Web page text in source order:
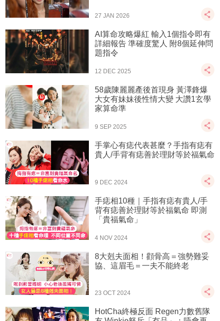
27 JAN 2026
AI算命攻略爆紅 輸入1個指令即有
詳細報告 準確度驚人 附8個延伸問
題指令
12 DEC 2025
58歲陳麗麗產後首現身 黃澤鋒爆
大女有妹妹後性情大變 大讚1玄學
家算命準
9 SEP 2025
手掌心有痣代表甚麼？手指有痣有
貴人/手背有痣善於理財等於福氣命
9 DEC 2024
手痣相10種｜手指有痣有貴人/手
背有痣善於理財等於福氣命 即測
「貴福氣命」
4 NOV 2024
8大剋夫面相！顴骨高＝強勢難妥
協、這眉毛＝一夫不能終老
23 OCT 2024
HotCha終極反面 Regen力數舊隊